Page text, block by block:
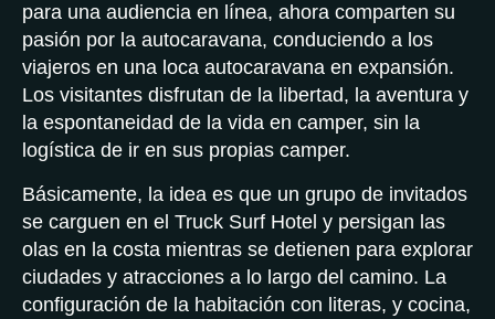
para una audiencia en línea, ahora comparten su
pasión por la autocaravana, conduciendo a los
viajeros en una loca autocaravana en expansión.
Los visitantes disfrutan de la libertad, la aventura y
la espontaneidad de la vida en camper, sin la
logística de ir en sus propias camper.
Básicamente, la idea es que un grupo de invitados
se carguen en el Truck Surf Hotel y persigan las
olas en la costa mientras se detienen para explorar
ciudades y atracciones a lo largo del camino. La
configuración de la habitación con literas, y cocina,